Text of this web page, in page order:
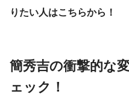
りたい人はこちらから！
簡秀吉の衝撃的な
ェック！